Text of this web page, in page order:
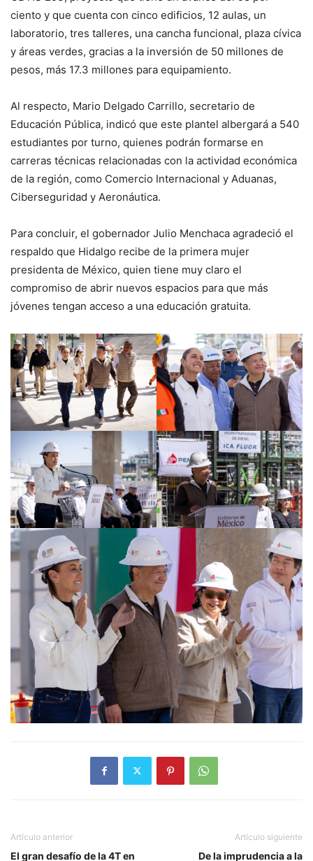
ciento y que cuenta con cinco edificios, 12 aulas, un
laboratorio, tres talleres, una cancha funcional, plaza cívica
y áreas verdes, gracias a la inversión de 50 millones de
pesos, más 17.3 millones para equipamiento.
Al respecto, Mario Delgado Carrillo, secretario de
Educación Pública, indicó que este plantel albergará a 540
estudiantes por turno, quienes podrán formarse en
carreras técnicas relacionadas con la actividad económica
de la región, como Comercio Internacional y Aduanas,
Ciberseguridad y Aeronáutica.
Para concluir, el gobernador Julio Menchaca agradeció el
respaldo que Hidalgo recibe de la primera mujer
presidenta de México, quien tiene muy claro el
compromiso de abrir nuevos espacios para que más
jóvenes tengan acceso a una educación gratuita.
Artículo anterior
El gran desafío de la 4T en
Artículo siguiente
De la imprudencia a la